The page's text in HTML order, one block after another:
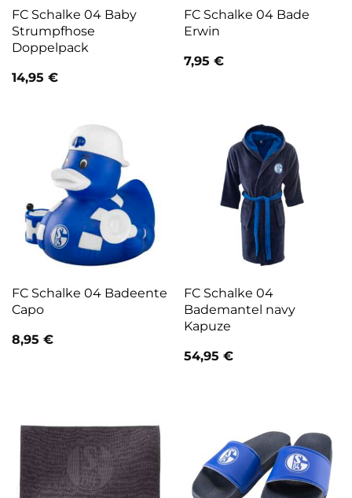
FC Schalke 04 Baby
Strumpfhose
Doppelpack
14,95 €
FC Schalke 04 Bade
Erwin
7,95 €
FC Schalke 04 Badeente
Capo
8,95 €
FC Schalke 04
Bademantel navy
Kapuze
54,95 €